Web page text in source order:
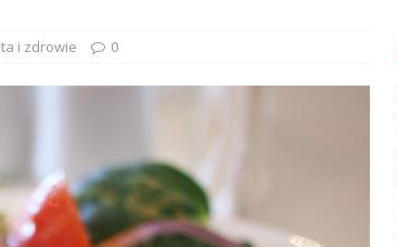
i zdrowie 0